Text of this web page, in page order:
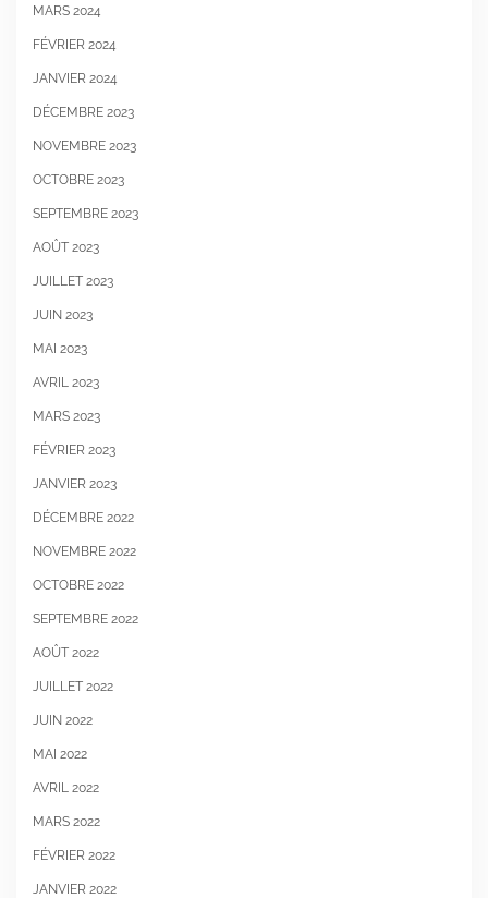
MARS 2024
FÉVRIER 2024
JANVIER 2024
DÉCEMBRE 2023
NOVEMBRE 2023
OCTOBRE 2023
SEPTEMBRE 2023
AOÛT 2023
JUILLET 2023
JUIN 2023
MAI 2023
AVRIL 2023
MARS 2023
FÉVRIER 2023
JANVIER 2023
DÉCEMBRE 2022
NOVEMBRE 2022
OCTOBRE 2022
SEPTEMBRE 2022
AOÛT 2022
JUILLET 2022
JUIN 2022
MAI 2022
AVRIL 2022
MARS 2022
FÉVRIER 2022
JANVIER 2022